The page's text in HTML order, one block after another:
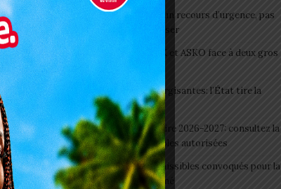
Pilule du lendemain : un recours d’urgence, pas
une habitude à banaliser
Interclubs CAF: ASCK et ASKO face à deux gros
Togo/ Boissons énergisantes: l’État tire la
sonnette d’alarme
Togo/ Rentrée scolaire 2026-2027: consultez la
liste officielle des écoles autorisées
ESSAL 2026 : les admissibles convoqués pour la
visite médicale à Lomé